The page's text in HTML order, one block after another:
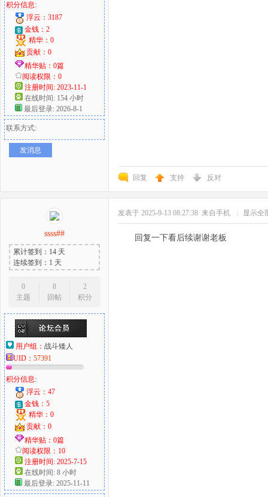
积分信息:
浮云：3187
金钱：2
精华：0
贡献：0
精华贴：0篇
阅读权限：0
注册时间: 2023-11-1
在线时间: 154 小时
最后登录: 2026-8-1
联系方式:
发消息
回复 支持 反对
ssss##
累计签到：14 天
连续签到：1 天
0
主题
8
回帖
2
积分
用户组： 战斗矮人
UID： 57391
积分信息:
浮云：47
金钱：5
精华：0
贡献：0
精华贴：0篇
阅读权限：10
注册时间: 2025-7-15
在线时间: 8 小时
最后登录: 2025-11-11
发表于 2025-9-13 08:27:38 来自手机 显示全
回复一下看后续谢谢老板